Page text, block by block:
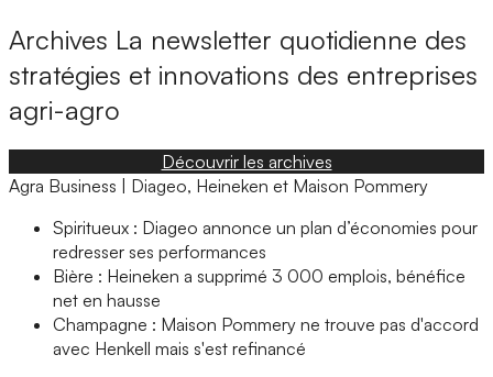
Archives La newsletter quotidienne des
stratégies et innovations des entreprises
agri-agro
Découvrir les archives
Agra Business | Diageo, Heineken et Maison Pommery
Spiritueux : Diageo annonce un plan d’économies pour
redresser ses performances
Bière : Heineken a supprimé 3 000 emplois, bénéfice
net en hausse
Champagne : Maison Pommery ne trouve pas d'accord
avec Henkell mais s'est refinancé